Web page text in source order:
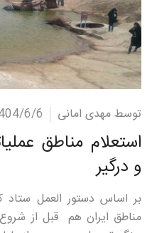
توسط مهدی امانی 6/6
استعلام مناطق
و درگیر
بر اساس دستور العمل ستاد
مناطق ایران هم قبل از